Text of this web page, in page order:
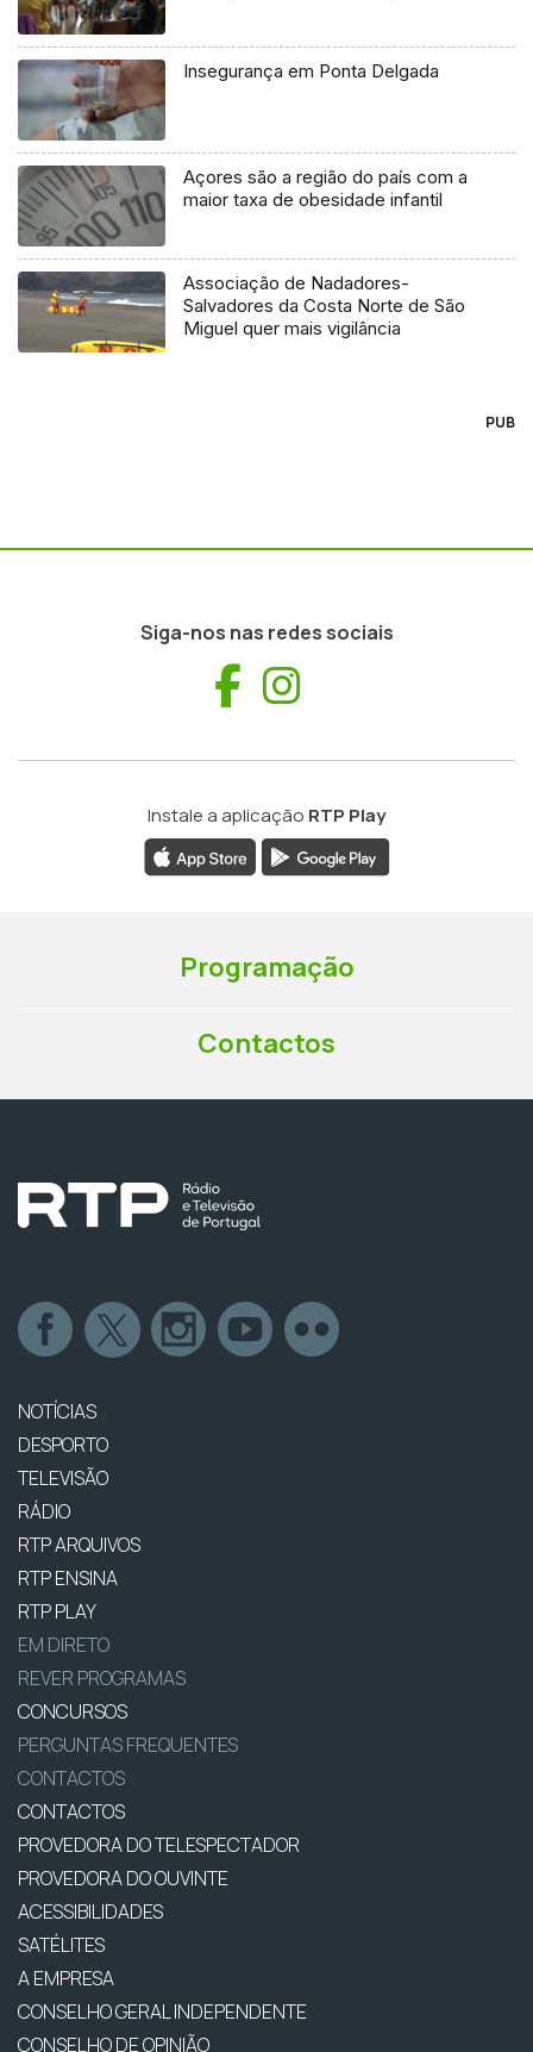
Insegurança em Ponta Delgada
Açores são a região do país com a
maior taxa de obesidade infantil
Associação de Nadadores-
Salvadores da Costa Norte de São
Miguel quer mais vigilância
PUB
Siga-nos nas redes sociais
Facebook
Instale a aplicação RTP Play
Programação
Contactos
NOTÍCIAS
DESPORTO
TELEVISÃO
RÁDIO
RTP ARQUIVOS
RTP ENSINA
RTP PLAY
EM DIRETO
REVER PROGRAMAS
CONCURSOS
PERGUNTAS FREQUENTES
CONTACTOS
CONTACTOS
PROVEDORA DO TELESPECTADOR
PROVEDORA DO OUVINTE
ACESSIBILIDADES
SATÉLITES
A EMPRESA
CONSELHO GERAL INDEPENDENTE
CONSELHO DE OPINIÃO